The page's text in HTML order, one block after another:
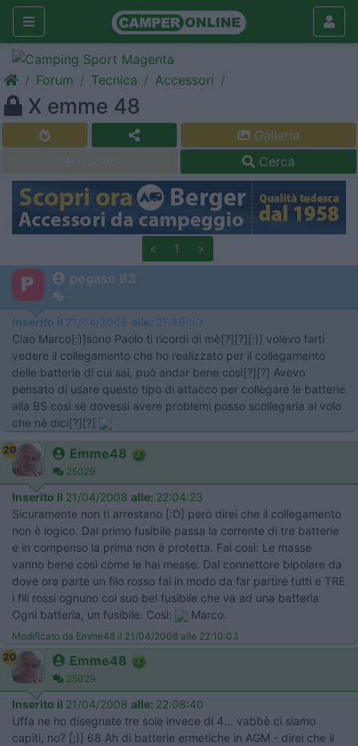
Forum Tecnica Accessori
X emme 48
Galleria
Cerca
< 1 >
pegaso 63
Inserito il 21/04/2008 alle: 21:49:50
Ciao Marco[:)]sono Paolo ti ricordi di mè[?][?][:)] volevo farti
vedere il collegamento che ho realizzato per il collegamento
delle batterie di cui sai, può andar bene così[?][?] Avevo
pensato di usare questo tipo di attacco per collegare le batterie
alla BS così sè dovessi avere problemi posso scollegarla al volo
che nè dici[?][?]
20 Emme48
25029
Inserito il 21/04/2008 alle: 22:04:23
Sicuramente non ti arrestano [:D] però direi che il collegamento
non è logico. Dal primo fusibile passa la corrente di tre batterie
e in compenso la prima non è protetta. Fai così: Le masse
vanno bene così come le hai messe. Dal connettore bipolare da
dove ora parte un filo rosso fai in modo da far partire tutti e TRE
i fili rossi ognuno col suo bel fusibile che va ad una batteria
Ogni batteria, un fusibile. Così:
Marco.
Modificato da Emme48 il 21/04/2008 alle 22:10:03
20
Emme48
25029
Inserito il 21/04/2008 alle: 22:08:40
Uffa ne ho disegnate tre sole invece di 4... vabbè ci siamo
capiti, no? [;)] 68 Ah di batterie ermetiche in AGM - direi che il